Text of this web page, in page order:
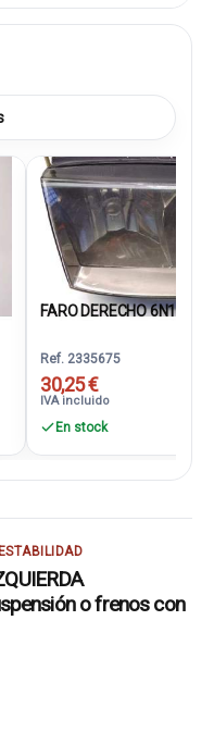
FARO DERECHO
Ref. 2335675
30,25 €
IVA incluido
En stock
o frenos con